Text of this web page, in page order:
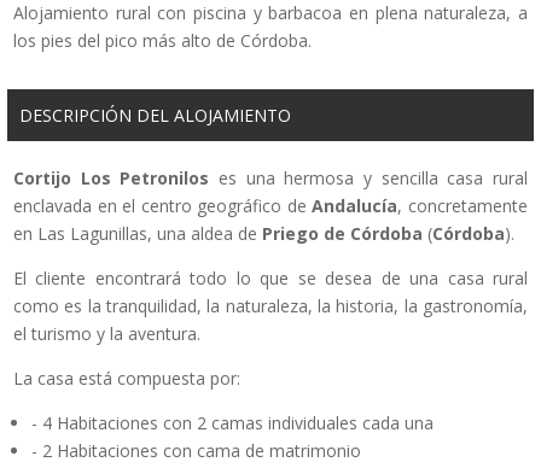
Alojamiento rural con piscina y barbacoa en plena naturaleza, a
los pies del pico más alto de Córdoba.
DESCRIPCIÓN DEL ALOJAMIENTO
Cortijo Los Petronilos es una hermosa y sencilla casa rural
enclavada en el centro geográfico deAndalucía, concretamente
en Las Lagunillas, una aldea de Priego de Córdoba (Córdoba).
El cliente encontrará todo lo que se desea de una casa rural
como es la tranquilidad, la naturaleza, la historia, la gastronomía,
el turismo y la aventura.
La casa está compuesta por:
- 4 Habitaciones con 2 camas individuales cada una
- 2 Habitaciones con cama de matrimonio